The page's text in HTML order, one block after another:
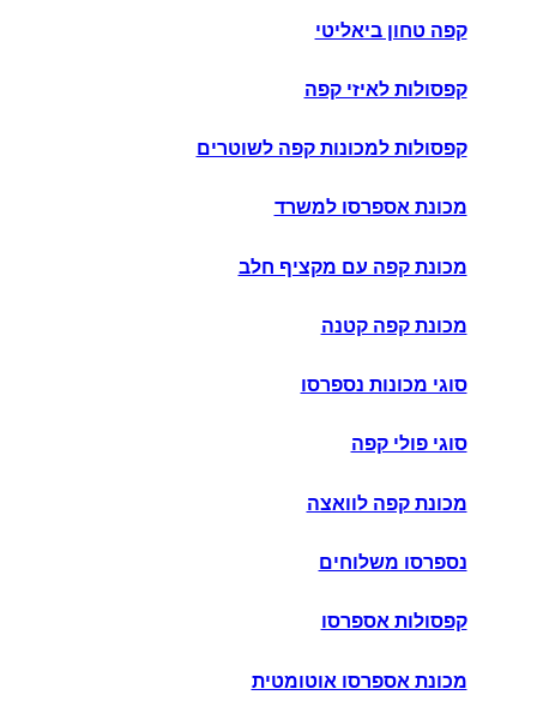
קפה טחון ביאליטי
קפסולות לאיזי קפה
קפסולות למכונות קפה לשוטרים
מכונת אספרסו למשרד
מכונת קפה עם מקציף חלב
מכונת קפה קטנה
סוגי מכונות נספרסו
סוגי פולי קפה
מכונת קפה לוואצה
נספרסו משלוחים
קפסולות אספרסו
מכונת אספרסו אוטומטית